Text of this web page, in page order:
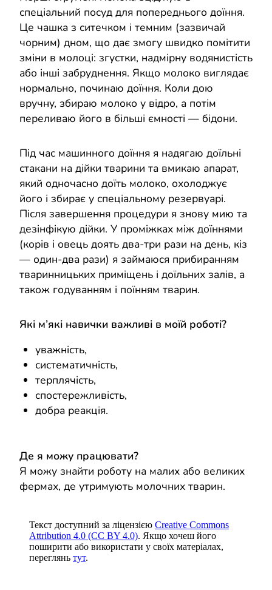
спеціальний посуд для попереднього доїння.
Це чашка з ситечком і темним (зазвичай
чорним) дном, що дає змогу швидко помітити
зміни в молоці: згустки, надмірну водянистість
або інші забруднення. Якщо молоко виглядає
нормально, починаю доїння. Коли дою
вручну, збираю молоко у відро, а потім
переливаю його в більші ємності — бідони.
Під час машинного доїння я надягаю доїльні
стакани на дійки тварини та вмикаю апарат,
який одночасно доїть молоко, охолоджує
його і збирає у спеціальному резервуарі.
Після завершення процедури я знову мию та
дезінфікую дійки. У проміжках між доїннями
(корів і овець доять два-три рази на день, кіз
— один-два рази) я займаюся прибиранням
тваринницьких приміщень і доїльних залів, а
також годуванням і поїнням тварин.
Які м’які навички важливі в моїй роботі?
уважність,
систематичність,
терплячість,
спостережливість,
добра реакція.
Де я можу працювати?
Я можу знайти роботу на малих або великих
фермах, де утримують молочних тварин.
Текст доступний за ліцензією Creative Commons
Attribution 4.0 (CC BY 4.0). Якщо хочеш його
поширити або використати у своїх матеріалах,
переглянь тут.